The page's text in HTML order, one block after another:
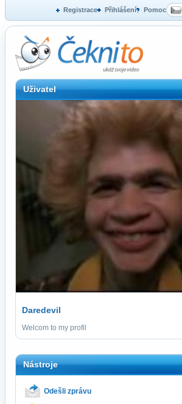
Registrace Přihlášení Pomoc
Uživatel
Daredevil
Welcom to my profil
Nástroje
Odešli zprávu